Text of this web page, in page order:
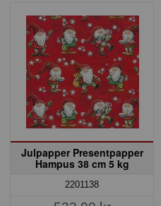
Julpapper Presentpapper
Hampus 38 cm 5 kg
2201138